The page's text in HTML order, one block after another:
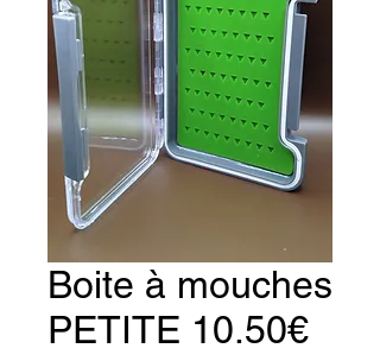
Boite à mouches
PETITE 10.50€